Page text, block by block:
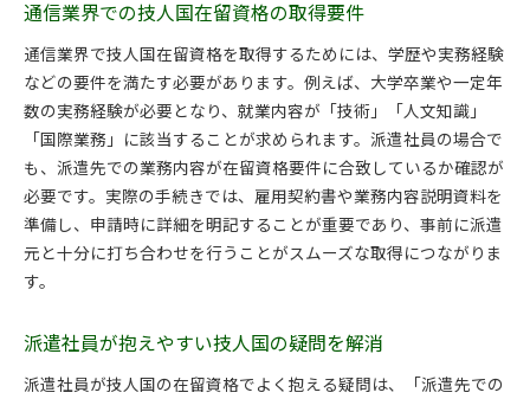
通信業界での技人国在留資格の取得要件
通信業界で技人国在留資格を取得するためには、学歴や実務経験
などの要件を満たす必要があります。例えば、大学卒業や一定年
数の実務経験が必要となり、就業内容が「技術」「人文知識」
「国際業務」に該当することが求められます。派遣社員の場合で
も、派遣先での業務内容が在留資格要件に合致しているか確認が
必要です。実際の手続きでは、雇用契約書や業務内容説明資料を
準備し、申請時に詳細を明記することが重要であり、事前に派遣
元と十分に打ち合わせを行うことがスムーズな取得につながりま
す。
派遣社員が抱えやすい技人国の疑問を解消
派遣社員が技人国の在留資格でよく抱える疑問は、「派遣先での